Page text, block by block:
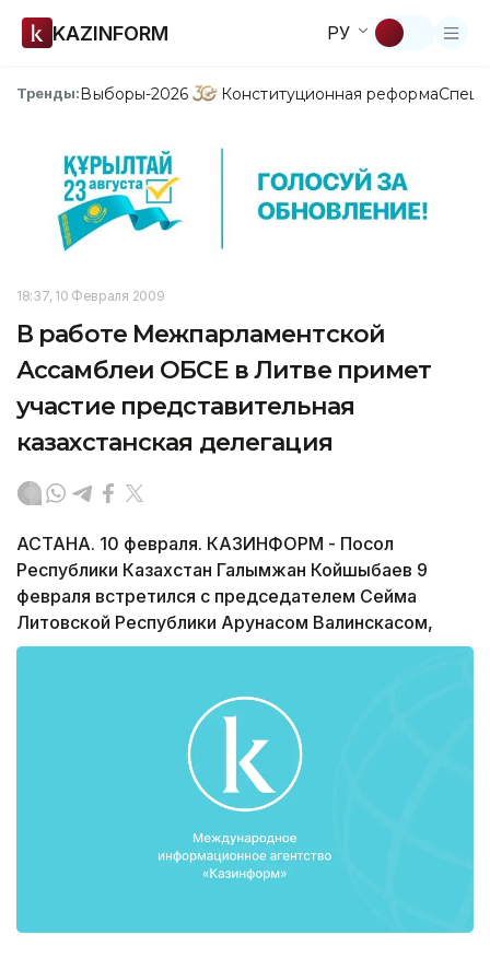
KAZINFORM РУ
Тренды:Выборы-2026 Конституционная реформа
18:37, 10 Февраля 2009
В работе Межпарламентской
Ассамблеи ОБСЕ в Литве примет
участие представительная
казахстанская делегация
АСТАНА. 10 февраля. КАЗИНФОРМ - Посол
Республики Казахстан Галымжан Койшыбаев 9
февраля встретился с председателем Сейма
Литовской Республики Арунасом Валинскасом,